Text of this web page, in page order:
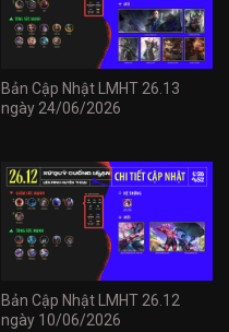
Bản Cập Nhật LMHT 26.13
ngày 24/06/2026
Bản Cập Nhật LMHT 26.12
ngày 10/06/2026